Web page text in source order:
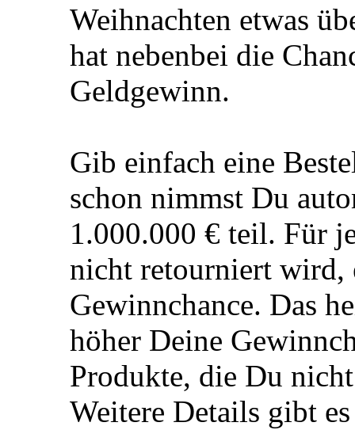
Weihnachten etwas
hat nebenbei die
Geldgewinn.
Gib einfach eine
schon nimmst Du
1.000.000 € teil. Für
nicht retourniert wird,
Gewinnchance. Das
höher Deine
Produkte, die Du
Weitere Details gibt